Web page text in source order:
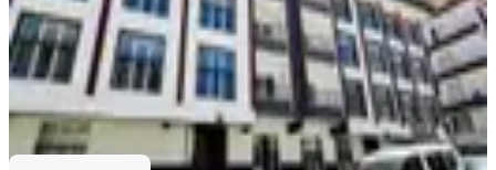
Albayrak Gayrimenkul ONUR ALBAYRAK
Ara